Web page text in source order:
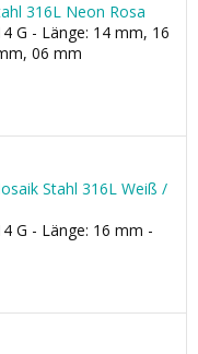
316L Neon Rosa
G - Länge: 14 mm, 16
06 mm
Stahl 316L Weiß /
G - Länge: 16 mm -